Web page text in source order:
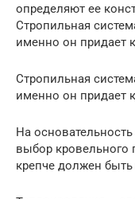
определяют ее
Стропильная
именно он придает
Стропильная
именно он придает
На
выбор кровельного
крепче должен быть